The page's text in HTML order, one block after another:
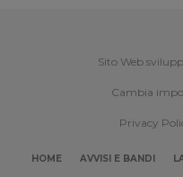
Sito Web
Cambia
Privacy
HOME AVVISI E BANDI